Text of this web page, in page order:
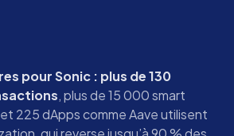
pour Sonic : plus de 130
, plus de 15 000 smart
225 dApps comme Aave utilisent